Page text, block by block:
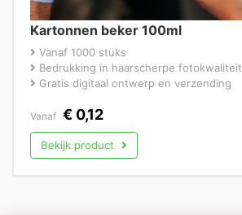
Kartonnen beker 100ml
Vanaf 1000 stuks
Bedrukking in haarscherpe fotokwaliteit
Gratis digitaal ontwerp en verzending
Vanaf € 0,12
Bekijk product